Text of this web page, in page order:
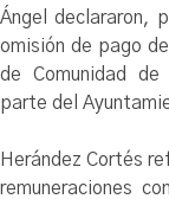
Ángel declararon,
omisión de pago
de Comunidad
parte del
Herández Cortés
remuneraciones